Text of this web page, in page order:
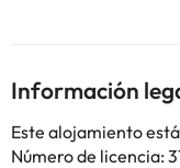
totalmente equipada
como Jardín Real,
metro Esquirol. El
Blagnac) está a 10 km.
Gestionado por un
Información
Este alojamiento
Número de licencia: